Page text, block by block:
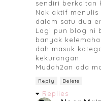
sendiri berkaitan
Nak aktif
dalam satu dua
Lagi pun blog ni
banyak
dah masuk
kekurangan.
Mudah2an ada
Reply Delete
Replies